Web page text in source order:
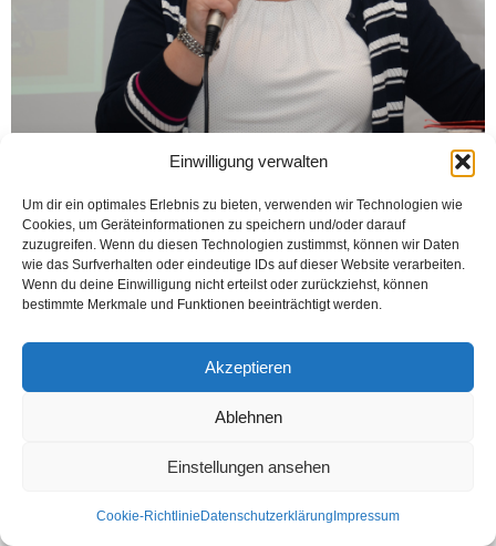
Einwilligung verwalten
Um dir ein optimales Erlebnis zu bieten, verwenden wir Technologien wie
Cookies, um Geräteinformationen zu speichern und/oder darauf
zuzugreifen. Wenn du diesen Technologien zustimmst, können wir Daten
wie das Surfverhalten oder eindeutige IDs auf dieser Website verarbeiten.
Wenn du deine Einwilligung nicht erteilst oder zurückziehst, können
bestimmte Merkmale und Funktionen beeinträchtigt werden.
Akzeptieren
Ablehnen
Einstellungen ansehen
Cookie-Richtlinie Datenschutzerklärung Impressum
Sevda Yıldırım, Bielefeld Engelliler Yardımlaşma ve Dayanışma
Derneği’nin
© Öztürk Gazetesi 1986 – 2026